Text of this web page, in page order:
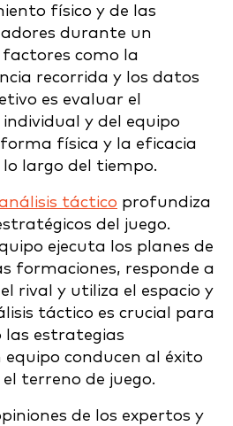
físico y de las
durante un
como la
recorrida y los datos
es evaluar el
y del equipo
física y la eficacia
largo del tiempo.
táctico profundiza
del juego.
ejecuta los planes de
formaciones, responde a
rival y utiliza el espacio y
táctico es crucial para
las estrategias
conducen al éxito
terreno de juego.
de los expertos y